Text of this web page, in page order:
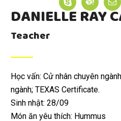
DANIELLE RAY
Teacher
Học vấn: Cử nhân chuyên
ngành; TEXAS Certificate.
Sinh nhật: 28/09
Món ăn yêu thích: Hummus